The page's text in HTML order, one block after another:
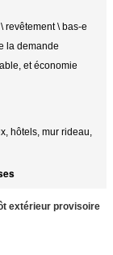
revêtement \ bas-e
la demande
et économie
hôtels, mur rideau,
extérieur provisoire